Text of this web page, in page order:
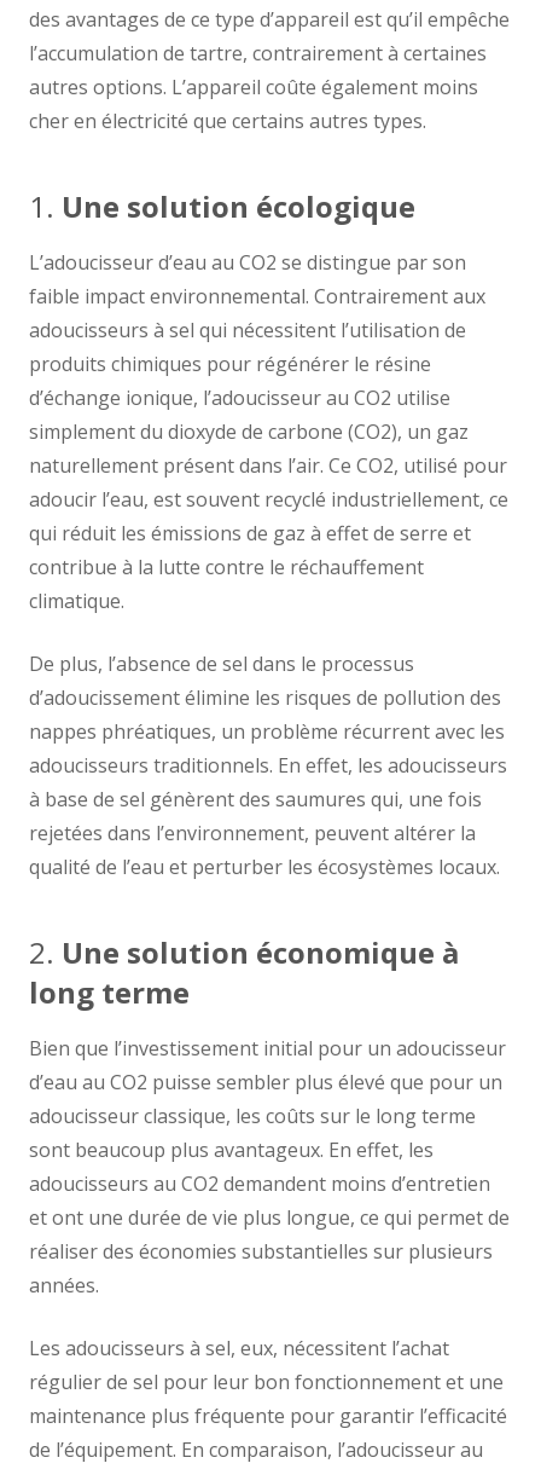
des avantages de ce type d’appareil est qu’il empêche
l’accumulation de tartre, contrairement à certaines
autres options. L’appareil coûte également moins
cher en électricité que certains autres types.
1. Une solution écologique
L’adoucisseur d’eau au CO2 se distingue par son
faible impact environnemental. Contrairement aux
adoucisseurs à sel qui nécessitent l’utilisation de
produits chimiques pour régénérer le résine
d’échange ionique, l’adoucisseur au CO2 utilise
simplement du dioxyde de carbone (CO2), un gaz
naturellement présent dans l’air. Ce CO2, utilisé pour
adoucir l’eau, est souvent recyclé industriellement, ce
qui réduit les émissions de gaz à effet de serre et
contribue à la lutte contre le réchauffement
climatique.
De plus, l’absence de sel dans le processus
d’adoucissement élimine les risques de pollution des
nappes phréatiques, un problème récurrent avec les
adoucisseurs traditionnels. En effet, les adoucisseurs
à base de sel génèrent des saumures qui, une fois
rejetées dans l’environnement, peuvent altérer la
qualité de l’eau et perturber les écosystèmes locaux.
2. Une solution économique à
long terme
Bien que l’investissement initial pour un adoucisseur
d’eau au CO2 puisse sembler plus élevé que pour un
adoucisseur classique, les coûts sur le long terme
sont beaucoup plus avantageux. En effet, les
adoucisseurs au CO2 demandent moins d’entretien
et ont une durée de vie plus longue, ce qui permet de
réaliser des économies substantielles sur plusieurs
années.
Les adoucisseurs à sel, eux, nécessitent l’achat
régulier de sel pour leur bon fonctionnement et une
maintenance plus fréquente pour garantir l’efficacité
de l’équipement. En comparaison, l’adoucisseur au